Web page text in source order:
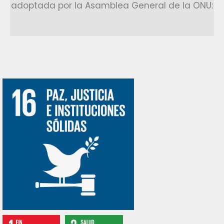
adoptada por la Asamblea General de la ONU: